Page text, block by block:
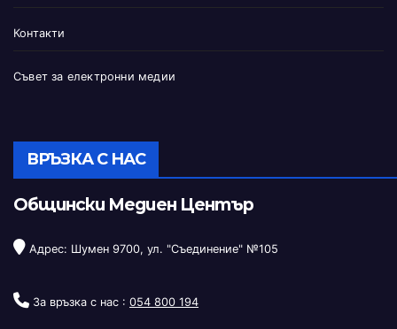
Контакти
Съвет за електронни медии
ВРЪЗКА С НАС
Общински Медиен Център
Адрес: Шумен 9700, ул. "Съединение" №105
За връзка с нас : 054 800 194